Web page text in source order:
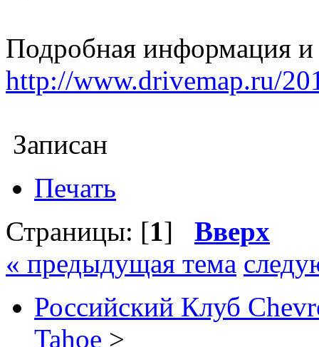
Подробная информация и
http://www.drivemap.ru/
Записан
Печать
Страницы: [1] Вверх
« предыдущая тема
Российский Клуб
Tahoe >